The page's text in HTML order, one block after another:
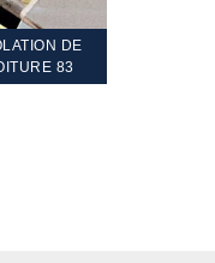
DE
83